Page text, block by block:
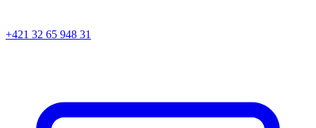
+421 32 65 948 31